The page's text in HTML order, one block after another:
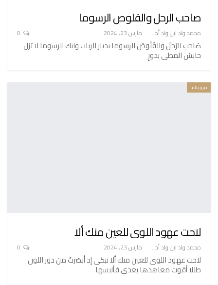
صاحب الرحل والقلوص الرسوما
محمد ولد ابن ولد أحميدا مارس 23, 2024
صَاحبِ الرَّحلَ والقَلُوصَ الرسوما بديار الرباب وابك الرسوما لا تزل
حابسَ المطى بدورٍ
موريتانيا
لاحت عهود اللوى للعين منك ألا
محمد ولد ابن ولد أحميدا مارس 23, 2024
لاحت عهود اللوى للعين منك ألا تبكى إذ أبصَرتَ من دور اللون
طللا أقوت معاهدها بعدي فألبسها